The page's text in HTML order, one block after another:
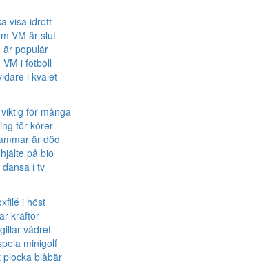
visa idrott
VM är slut
är populär
VM i fotboll
i kvalet
för många
för körer
är död
på bio
dansa i tv
i höst
kräftor
vädret
minigolf
plocka blåbär